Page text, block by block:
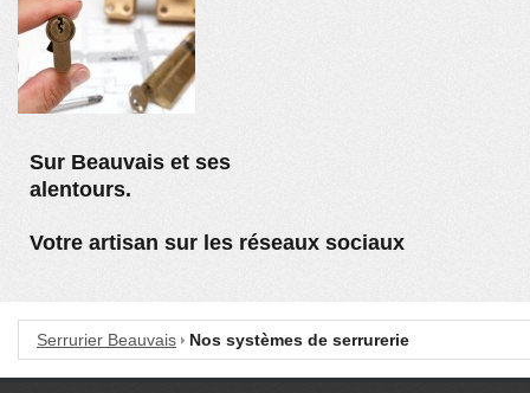
Sur Beauvais et ses
alentours.
Votre artisan sur les réseaux sociaux
Serrurier Beauvais Nos systèmes de serrurerie